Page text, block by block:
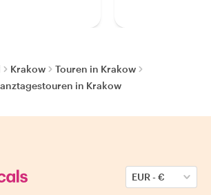
Krakow
Touren in Krakow
in Krakow
EUR-€